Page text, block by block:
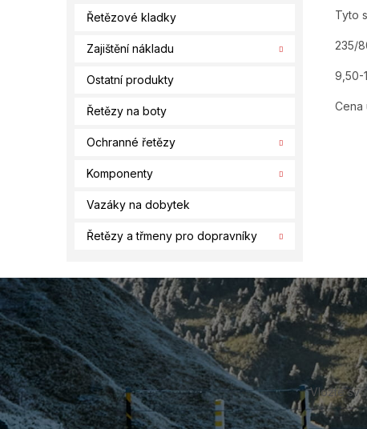
Řetězové kladky
Zajištění nákladu
Ostatní produkty
Řetězy na boty
Ochranné řetězy
Komponenty
Vazáky na dobytek
Řetězy a třmeny pro dopravníky
Tyto
235/
9,50-
Cena
Z
á
p
a
t
í
Vložte